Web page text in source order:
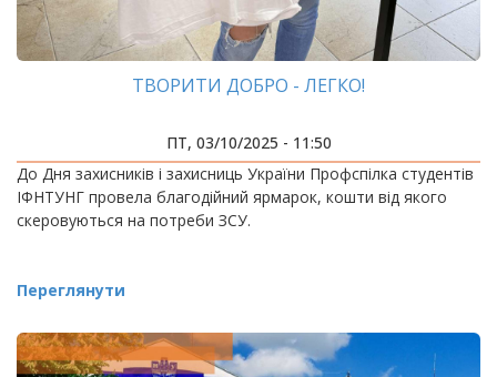
ТВОРИТИ ДОБРО - ЛЕГКО!
ПТ, 03/10/2025 - 11:50
До Дня захисників і захисниць України Профспілка студентів
ІФНТУНГ провела благодійний ярмарок, кошти від якого
скеровуються на потреби ЗСУ.
Переглянути